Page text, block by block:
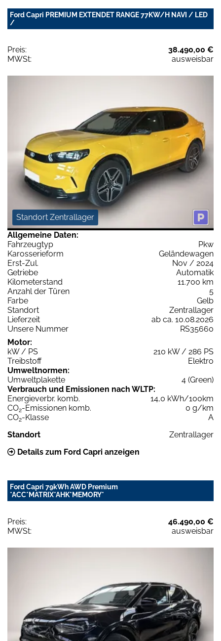
Ford Capri PREMIUM EXTENDET RANGE 77KW/H NAVI / LED
/
Preis:
38.490,00 €
MWSt:
ausweisbar
Standort Zentrallager
Allgemeine Daten:
Fahrzeugtyp
Pkw
Karosserieform
Geländewagen
Erst-Zul.
Nov / 2024
Getriebe
Automatik
Kilometerstand
11.700 km
Anzahl der Türen
5
Farbe
Gelb
Standort
Zentrallager
Lieferzeit
ab ca. 10.08.2026
Unsere Nummer
RS35660
Motor:
kW / PS
210 kW / 286 PS
Treibstoff
Elektro
Umweltnormen:
Umweltplakette
4 (Green)
Verbrauch und Emissionen nach WLTP:
Energieverbr. komb.
14,0 kWh/100km
CO2-Emissionen komb.
0 g/km
CO2-Klasse
A
Standort
Zentrallager
Details zum Ford Capri anzeigen
Ford Capri 79kWh AWD Premium
*ACC*MATRIX*AHK*MEMORY*
Preis:
46.490,00 €
MWSt:
ausweisbar